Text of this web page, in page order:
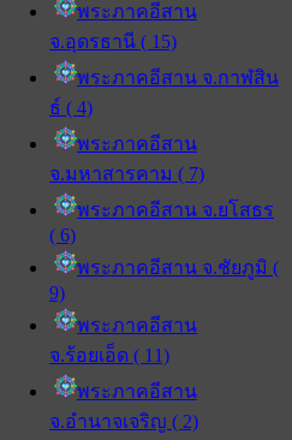
พระภาคอีสาน
จ.อุดรธานี ( 15)
พระภาคอีสาน จ.กาฬสิน
ธ์ ( 4)
พระภาคอีสาน
จ.มหาสารคาม ( 7)
พระภาคอีสาน จ.ยโสธร
( 6)
พระภาคอีสาน จ.ชัยภูมิ (
9)
พระภาคอีสาน
จ.ร้อยเอ็ด ( 11)
พระภาคอีสาน
จ.อำนาจเจริญ ( 2)